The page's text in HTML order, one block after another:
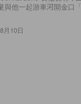
與他一起游車河開金口
月10日